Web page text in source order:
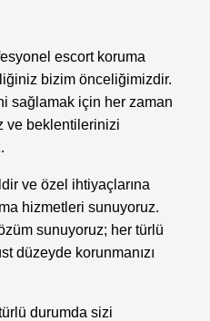
escort koruma
bizim önceliğimizdir.
sağlamak için her zaman
ve beklentilerinizi
ve özel ihtiyaçlarına
hizmetleri sunuyoruz.
sunuyoruz; her türlü
düzeyde korunmanızı
durumda sizi